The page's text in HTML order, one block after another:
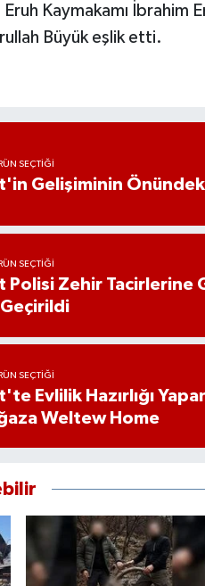
Eruh Kaymakamı İbrahim
Büyük eşlik etti.
SEÇTIĞI
Gelişiminin Önündeki
SEÇTIĞI
Polisi Zehir Tacirlerine
Geçirildi
SEÇTIĞI
Evlilik Hazırlığı
Weltew Home